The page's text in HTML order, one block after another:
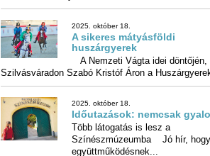
szakmákban milyen...
2025. október 18.
A sikeres mátyásföldi
huszárgyerek
Szilvásváradon Szabó Kristóf Áron a
2025. október 18.
Időutazások: nemcsak
Több látogatás is lesz a
Színészmúzeumba Jó hír, hogy egy